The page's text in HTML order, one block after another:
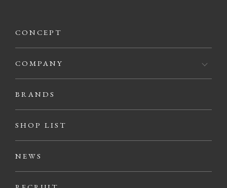
CONCEPT
COMPANY
BRANDS
SHOP LIST
NEWS